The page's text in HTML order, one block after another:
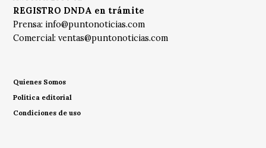
REGISTRO DNDA en trámite
Prensa: info@puntonoticias.com
Comercial:ventas@puntonoticias.com
Quienes Somos
Política editorial
Condiciones de uso